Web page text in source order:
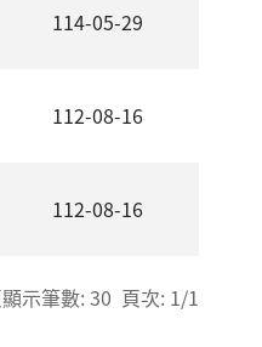
114-05-29
112-08-16
112-08-16
示筆數: 30 頁次: 1/1